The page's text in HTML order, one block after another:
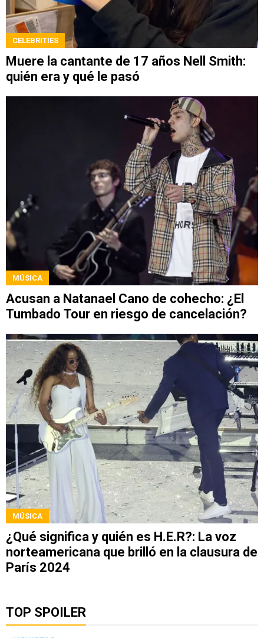
CELEBRITIES
Muere la cantante de 17 años Nell Smith:
quién era y qué le pasó
MÚSICA
Acusan a Natanael Cano de cohecho: ¿El
Tumbado Tour en riesgo de cancelación?
MÚSICA
¿Qué significa y quién es H.E.R?: La voz
norteamericana que brilló en la clausura de
París 2024
TOP SPOILER